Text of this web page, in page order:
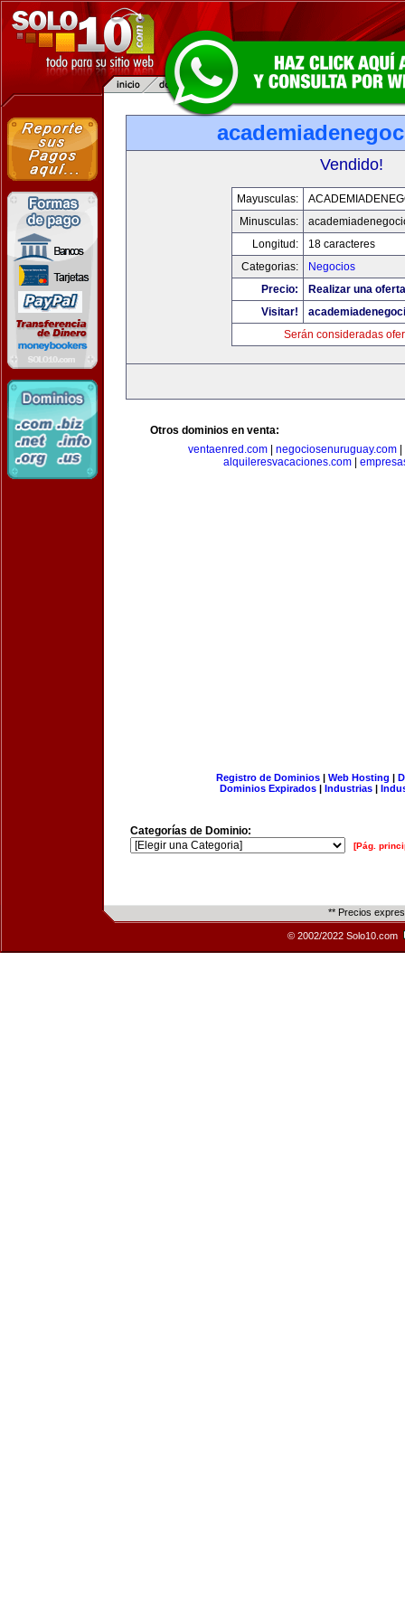
Vendido!
Mayusculas:
Minusculas:
Longitud:
18 caracteres
Categorias:
Negocios
Precio:
Realizar una
Visitar!
Serán consideradas
Otros dominios en venta:
ventaenred.com
negociosenuruguay.com
alquileresvacaciones.com|
Registro de Dominios| Web Hosting |
Dominios Expirados | Industrias |
Categorías de Dominio:
[Pág.
** Precios
© 2002/2022 Solo10.com